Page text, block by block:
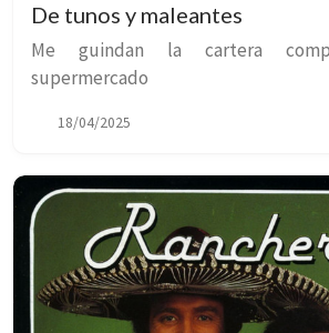
De tunos y maleantes
Me guindan la cartera
supermercado
18/04/2025